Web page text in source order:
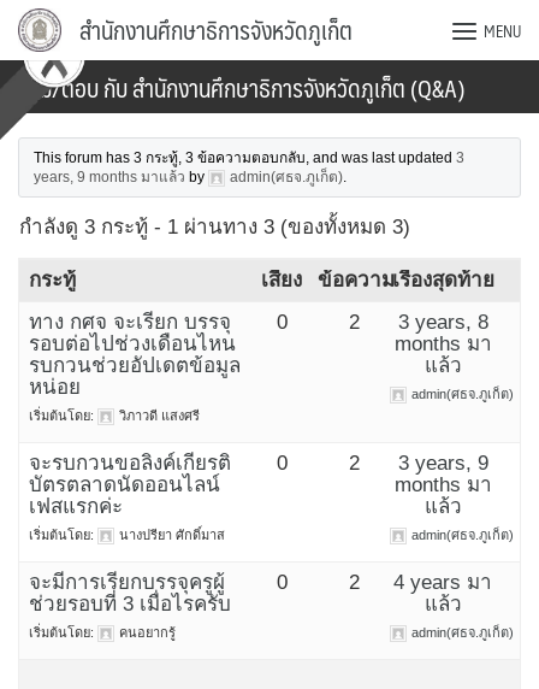
Skip
content
สำนักงานศึกษาธิการจังหวัดภูเก็ต MENU
ถาม/ตอบ กับ สำนักงานศึกษาธิการจังหวัดภูเก็ต (Q&A)
This forum has 3 กระทู้, 3 ข้อความตอบกลับ, and was last updated3
years, 9 months มาแล้ว by admin(ศธจ.ภูเก็ต).
กำลังดู 3 กระทู้ - 1 ผ่านทาง 3 (ของทั้งหมด 3)
กระทู้ เสียง ข้อความเรื่องสุดท้าย
ทาง กศจ จะเรียก บรรจุ
รอบต่อไปช่วงเดือนไหน
รบกวนช่วยอัปเดตข้อมูล
หน่อย
เริ่มต้นโดย: วิภาวดี แสงศรี
0 2
3 years, 8
months มา
แล้ว
admin(ศธจ.ภูเก็ต)
จะรบกวนขอลิงค์เกียรติ
บัตรตลาดนัดออนไลน์
เฟสแรกค่ะ
เริ่มต้นโดย: นางปรียา ศักดิ์มาส
0 2
3 years, 9
months มา
แล้ว
admin(ศธจ.ภูเก็ต)
จะมีการเรียกบรรจุครูผู้
ช่วยรอบที่ 3 เมื่อไรครับ
เริ่มต้นโดย: คนอยากรู้
0 2
4 years มา
แล้ว
admin(ศธจ.ภูเก็ต)